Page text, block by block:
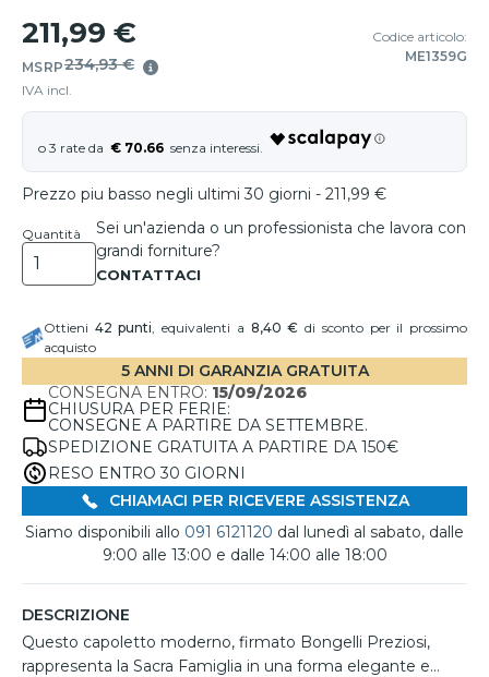
211,99 €
MSRP234,93 €
IVA incl.
Codice articolo:
ME1359G
€ 70.66
Prezzo piu basso negli ultimi 30 giorni - 211,99 €
Quantità
Sei un'azienda o un professionista che lavora con
grandi forniture?
Ottieni 42 punti, equivalenti a 8,40 € di sconto per il prossimo
acquisto
5 ANNI DI GARANZIA GRATUITA
CONSEGNA ENTRO: 15/09/2026
CHIUSURA PER FERIE:
CONSEGNE A PARTIRE DA SETTEMBRE.
SPEDIZIONE GRATUITA A PARTIRE DA 150€
RESO ENTRO 30 GIORNI
CHIAMACI PER RICEVERE ASSISTENZA
Siamo disponibili allo 091 6121120 dal lunedì al sabato, dalle
9:00 alle 13:00 e dalle 14:00 alle 18:00
DESCRIZIONE
Questo capoletto moderno, firmato Bongelli Preziosi,
rappresenta la Sacra Famiglia in una forma elegante e